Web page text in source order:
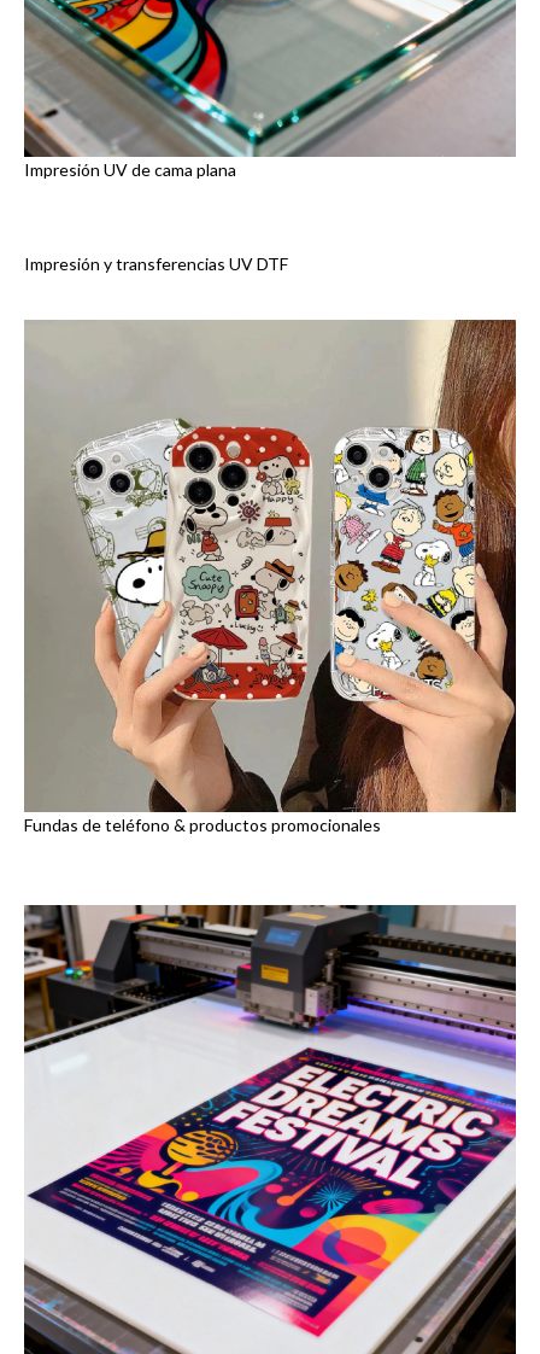
Impresión UV de cama plana
Impresión y transferencias UV DTF
Fundas de teléfono & productos promocionales